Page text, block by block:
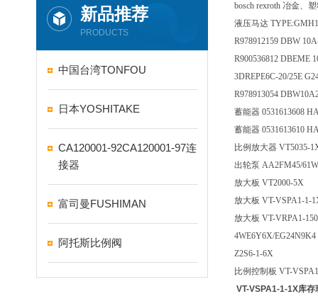
新品推荐
PRODUCTS
中国台湾TONFOU
日本YOSHITAKE
CA120001-92CA120001-97连
接器
富司曼FUSHIMAN
阿托斯比例阀
bosch rexroth 冶金、
液压马达
R978912159 DBW
R900536812 DBEME
3DREPE6C-20/25E
R978913054
蓄能器 0531613608
蓄能器 0531613610
比例放大器 VT5035-
出轮泵 AA2FM45/
放大板 VT2000-5X
放大板 VT-VSPA1-1-
放大板 VT-VRPA1-
4WE6Y6X/EG24N9K4
Z2S6-1-6X
比例控制板 VT-
VT-VSPA1-1-1X库存